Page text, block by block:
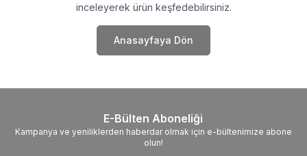
inceleyerek ürün keşfedebilirsiniz.
Anasayfaya Dön
E-Bülten Aboneliği
Kampanya ve yeniliklerden haberdar olmak için e-bültenimize abone
olun!